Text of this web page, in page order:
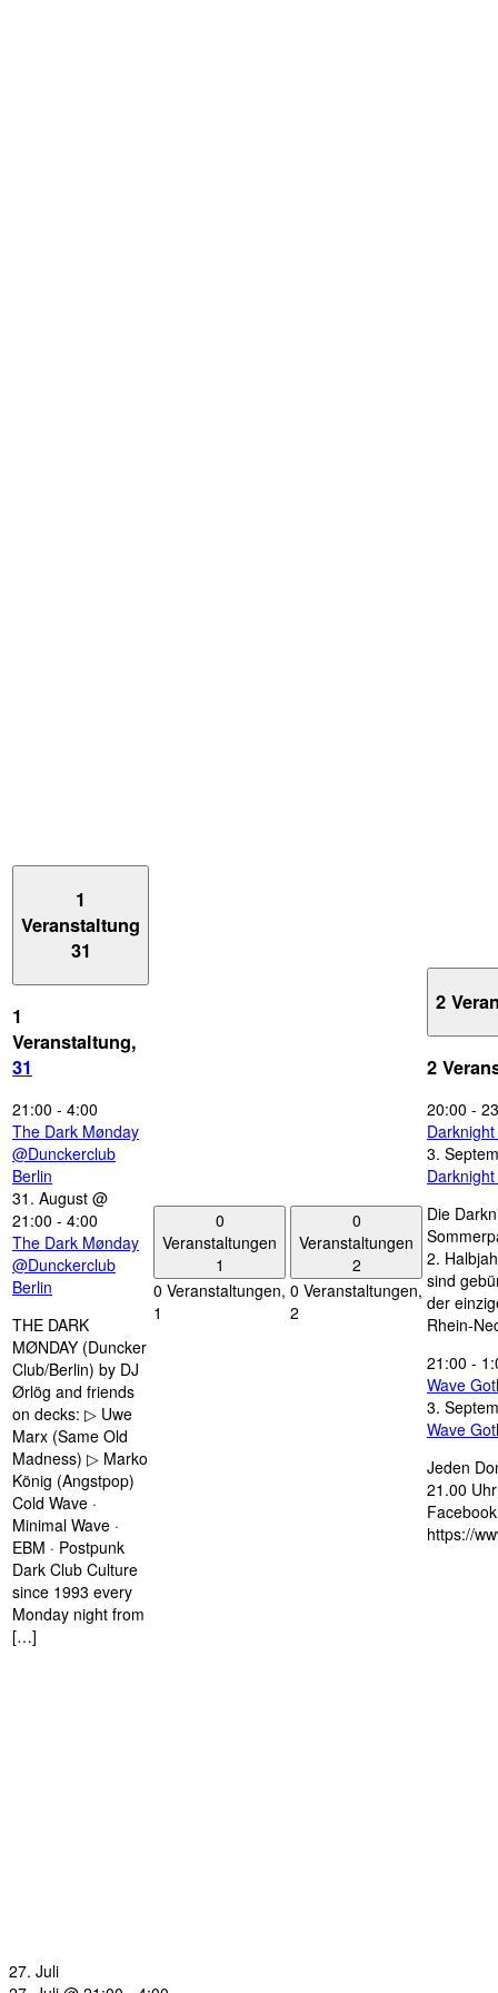
1
Veranstaltung
31
1
Veranstaltung,
31
21:00 - 4:00
The Dark Mønday
@Dunckerclub
Berlin
31. August @
21:00 - 4:00
The Dark Mønday
@Dunckerclub
Berlin
THE DARK
MØNDAY (Duncker
Club/Berlin) by DJ
Ørlög and friends
on decks: ▷ Uwe
Marx (Same Old
Madness) ▷ Marko
König (Angstpop)
Cold Wave ·
Minimal Wave ·
EBM · Postpunk
Dark Club Culture
since 1993 every
Monday night from
[…]
0
Veranstaltungen
1
0 Veranstaltungen,
1
0
Veranstaltungen
2
0 Veranstaltungen,
2
2
2
20:00 -
3.
Die
2.
sind
der
Rhein-
21:00 -
Wave
3.
Wave
Jeden
21.00
https://
27. Juli